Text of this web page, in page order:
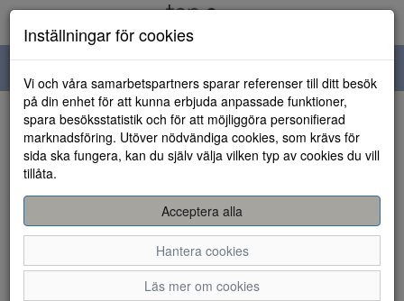
navigation
Om oss
Om oss
Topshoes består av ett antal riktiga handlare med riktiga
skobutiker som är utspridda över vårt avlånga land. Vi är
experter på skor och har tillsammans många 100 år av
erfarenhet att hitta de bästa, skönaste och snyggaste skorna
på marknaden. Du kan därför vara trygg i att du får riktiga
Inställningar för cookies
Vi och våra samarbetspartners sparar referenser till ditt besök
på din enhet för att kunna erbjuda anpassade funktioner,
spara besöksstatistik och för att möjliggöra personifierad
marknadsföring. Utöver nödvändiga cookies, som krävs för
sida ska fungera, kan du själv välja vilken typ av cookies du vill
tillåta.
Acceptera alla
Hantera cookies
Läs mer om cookies